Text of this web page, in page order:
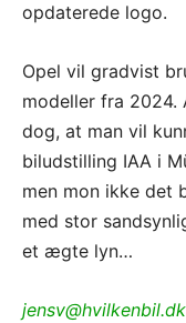
opdaterede logo.
Opel vil gradvist
modeller fra 2024.
dog, at man vil
biludstilling IAA i
men mon ikke det
med stor
et ægte lyn…
jensv@hvilkenbil.dk